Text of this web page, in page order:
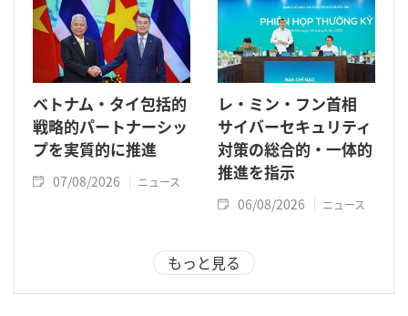
ベトナム・タイ包括的
戦略的パートナーシッ
プを実質的に推進
07/08/2026 ニュース
レ・ミン・フン首相
サイバーセキュリティ
対策の総合的・一体的
推進を指示
06/08/2026 ニュース
もっと見る